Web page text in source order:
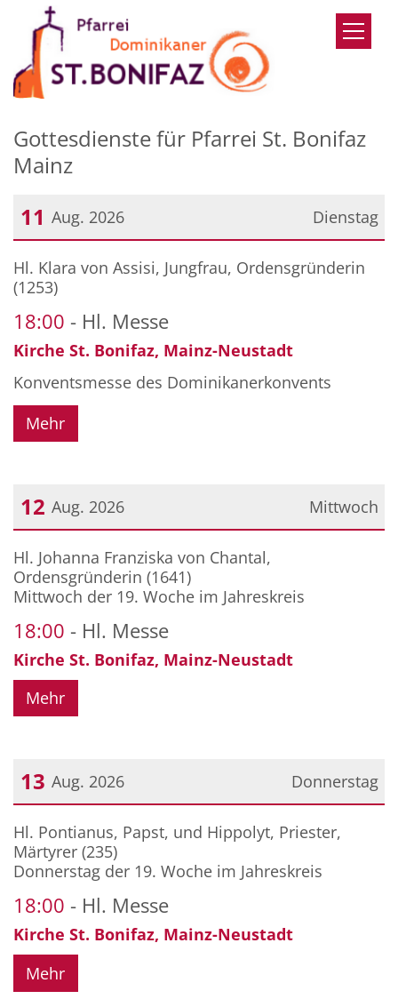
Zum Inhalt springen
Gottesdienste für Pfarrei St. Bonifaz
Mainz
Dienstag
11 Aug. 2026
Datum: 11. August 2026
Hl. Klara von Assisi, Jungfrau, Ordensgründerin
(1253)
18:00 Hl. Messe
Kirche St. Bonifaz, Mainz-Neustadt
Konventsmesse des Dominikanerkonvents
Mehr
Mittwoch
12 Aug. 2026
Datum: 12. August 2026
Hl. Johanna Franziska von Chantal,
Ordensgründerin (1641)
Mittwoch der 19. Woche im Jahreskreis
18:00 Hl. Messe
Kirche St. Bonifaz, Mainz-Neustadt
Mehr
Donnerstag
13 Aug. 2026
Datum: 13. August 2026
Hl. Pontianus, Papst, und Hippolyt, Priester,
Märtyrer (235)
Donnerstag der 19. Woche im Jahreskreis
18:00 Hl. Messe
Kirche St. Bonifaz, Mainz-Neustadt
Mehr